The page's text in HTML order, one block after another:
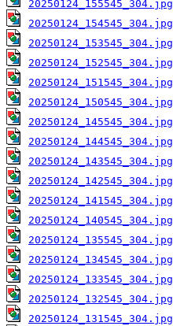
20250124_155545_304.jpg
20250124_154545_304.jpg
20250124_153545_304.jpg
20250124_152545_304.jpg
20250124_151545_304.jpg
20250124_150545_304.jpg
20250124_145545_304.jpg
20250124_144545_304.jpg
20250124_143545_304.jpg
20250124_142545_304.jpg
20250124_141545_304.jpg
20250124_140545_304.jpg
20250124_135545_304.jpg
20250124_134545_304.jpg
20250124_133545_304.jpg
20250124_132545_304.jpg
20250124_131545_304.jpg